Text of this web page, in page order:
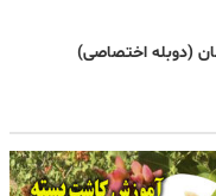
(دوبله اختصاصی)